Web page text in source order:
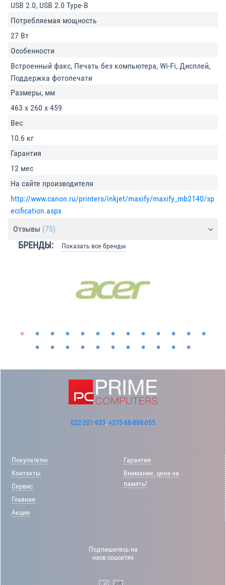
USB 2.0, USB 2.0 Type-B
Потребляемая мощность
27 Вт
Особенности
Встроенный факс, Печать без компьютера, Wi-Fi, Дисплей,
Поддержка фотопечати
Размеры, мм
463 x 260 x 459
Вес
10.6 кг
Гарантия
12 мес
На сайте производителя
http://www.canon.ru/printers/inkjet/maxify/maxify_mb2140/sp
ecification.aspx
Отзывы (75)
БРЕНДЫ: Показать все бренды
022-201-933, +373-68-888-055
Покупателю
Контакты
Сервис
Главная
Акции
Гарантия
Внимание, цена на
память!
Подпишитесь на
насв соцсетях